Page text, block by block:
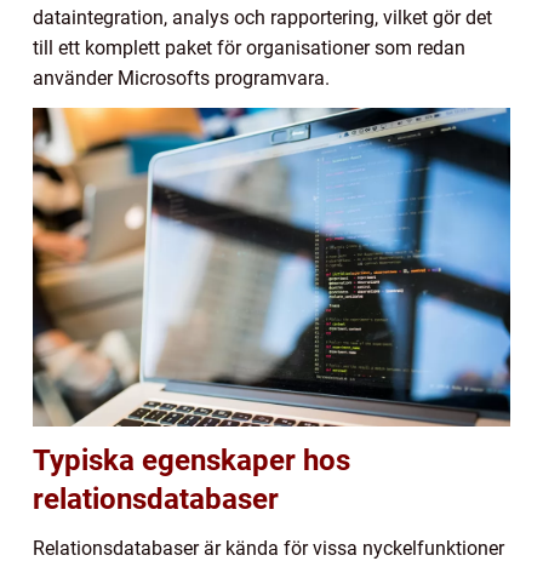
dataintegration, analys och rapportering, vilket gör det
till ett komplett paket för organisationer som redan
använder Microsofts programvara.
Typiska egenskaper hos
relationsdatabaser
Relationsdatabaser är kända för vissa nyckelfunktioner